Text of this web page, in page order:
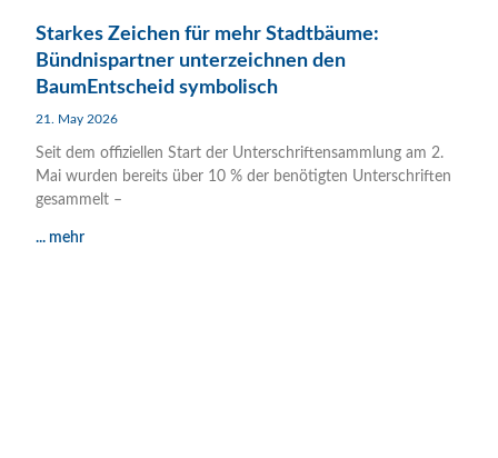
Starkes Zeichen für mehr Stadtbäume:
Bündnispartner unterzeichnen den
BaumEntscheid symbolisch
21. May 2026
Seit dem offiziellen Start der Unterschriftensammlung am 2.
Mai wurden bereits über 10 % der benötigten Unterschriften
gesammelt –
... mehr